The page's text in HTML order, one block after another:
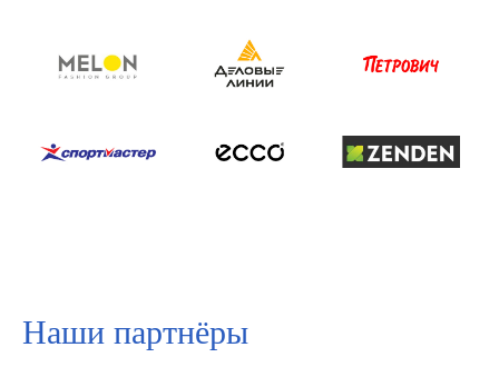
Наши партнёры
рассчитаем
Вашей